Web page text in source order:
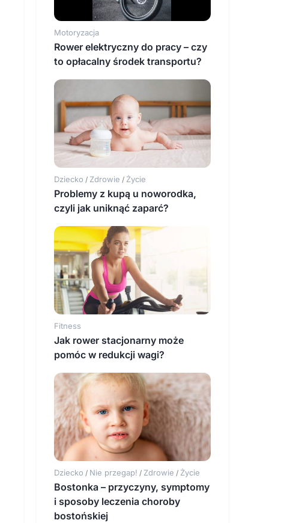
Motoryzacja
Rower elektryczny do pracy – czy
to opłacalny środek transportu?
Dziecko / Zdrowie / Życie
Problemy z kupą u noworodka,
czyli jak uniknąć zaparć?
Fitness
Jak rower stacjonarny może
pomóc w redukcji wagi?
Dziecko / Nie przegap! / Zdrowie / Życie
Bostonka – przyczyny, symptomy
i sposoby leczenia choroby
bostońskiej